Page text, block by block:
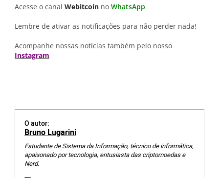
Acesse o canal Webitcoin no WhatsApp
Lembre de ativar as notificações para não perder nada!
Acompanhe nossas notícias também pelo nosso
Instagram
O autor:
Bruno Lugarini
Estudante de Sistema da Informação, técnico de informática,
apaixonado por tecnologia, entusiasta das criptomoedas e
Nerd.